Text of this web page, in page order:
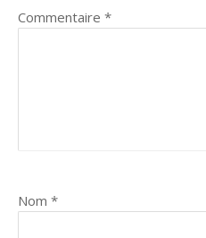
Commentaire *
Nom *